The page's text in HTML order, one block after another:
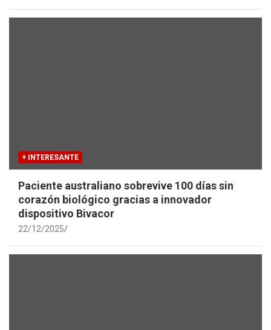
+ INTERESANTE
Paciente australiano sobrevive 100 días sin
corazón biológico gracias a innovador
dispositivo Bivacor
22/12/2025